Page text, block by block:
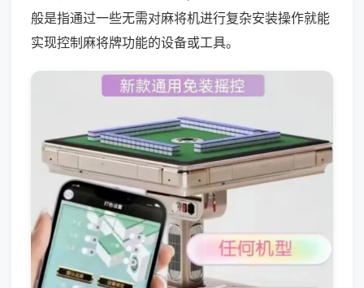
般是指通过一些无需对麻将机进行复杂安装操作就能
实现控制麻将牌功能的设备或工具。